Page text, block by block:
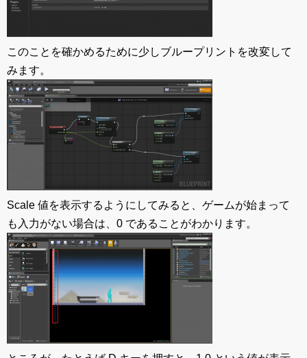
このことを確かめるために少しブループリントを改変して
みます。
Scale 値を表示するようにしてみると、ゲームが始まって
も入力がない場合は、0 であることがわかります。